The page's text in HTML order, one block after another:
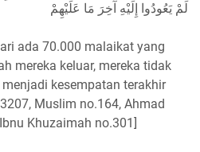
لَمْ يَعُودُوا إِلَيْهِ آخِرَ مَا عَلَيْهِمْ
ada 70.000 malaikat yang
mereka keluar, mereka tidak
kesempatan terakhir
Muslim no.164, Ahmad
Khuzaimah no.301]